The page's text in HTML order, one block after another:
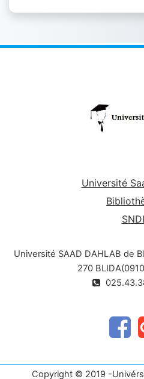
Université
Université SAAD DAHLAB de
270
Copyright © 2019 -